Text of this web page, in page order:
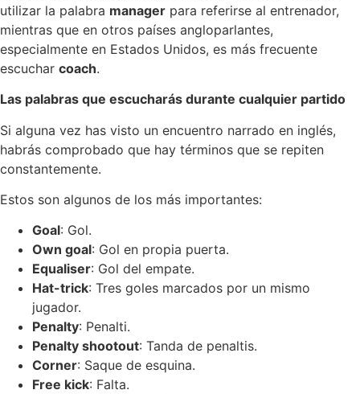
utilizar la palabra manager para referirse al entrenador,
mientras que en otros países angloparlantes,
especialmente en Estados Unidos, es más frecuente
escuchar coach.
Las palabras que escucharás durante cualquier partido
Si alguna vez has visto un encuentro narrado en inglés,
habrás comprobado que hay términos que se repiten
constantemente.
Estos son algunos de los más importantes:
Goal: Gol.
Own goal: Gol en propia puerta.
Equaliser: Gol del empate.
Hat-trick: Tres goles marcados por un mismo
jugador.
Penalty: Penalti.
Penalty shootout: Tanda de penaltis.
Corner: Saque de esquina.
Free kick: Falta.